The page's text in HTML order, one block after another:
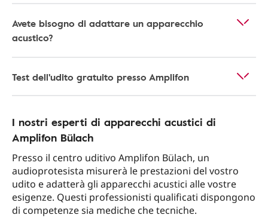
Avete bisogno di adattare un apparecchio
acustico?
Test dell'udito gratuito presso Amplifon
I nostri esperti di apparecchi acustici di
Amplifon Bülach
Presso il centro uditivo Amplifon Bülach, un
audioprotesista misurerà le prestazioni del vostro
udito e adatterà gli apparecchi acustici alle vostre
esigenze. Questi professionisti qualificati dispongono
di competenze sia mediche che tecniche.